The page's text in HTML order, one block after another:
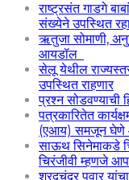
राष्ट्रसंत गाडगे
संख्येने उपस्थित
ऋतुजा सोमाणी,
आयडॉल
सेलू येथील
उपस्थित राहणार
प्रश्न सोडवण्याची
पत्रकारितेत
(एआय) समजून घेणे
साऊथ सिनेमाकडे
चिरंजीवी म्हणजे
शरदचंद्र पवार यांचा